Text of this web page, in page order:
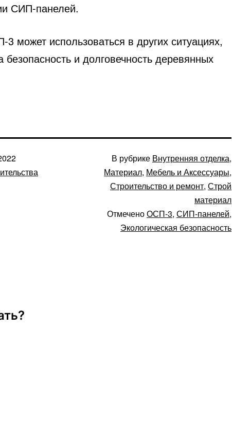
СИП-панелей.
может использоваться в других ситуациях,
безопасность и долговечность деревянных
В рубрике Внутренняя отделка,
Материал, Мебель и Аксессуары,
Строительство и ремонт, Строй
материал
ОтмеченоОСП-3, СИП-панелей,
Экологическая безопасность